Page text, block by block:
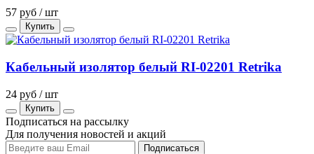
57 руб / шт
Купить
Кабельный изолятор белый RI-02201 Retrika
24 руб / шт
Купить
Подписаться на рассылку
Для получения новостей и акций